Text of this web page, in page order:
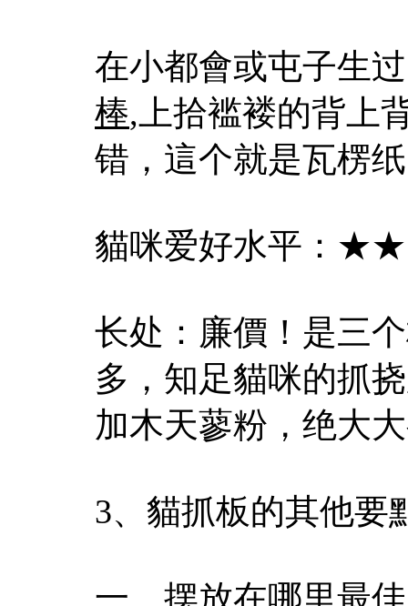
在小都會或屯子生
棒,上拾褴褛的背上
错，這个就是瓦楞
貓咪爱好水平：
长处：廉價！是三
多，知足貓咪的抓
加木天蓼粉，绝大
3、貓抓板的其他要
一、摆放在哪里最